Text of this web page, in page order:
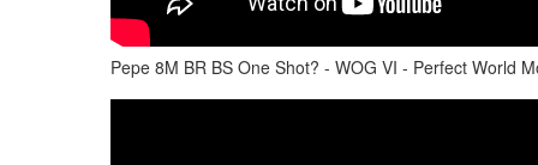
Pepe 8M BR BS One Shot? - WOG VI - Perfect World